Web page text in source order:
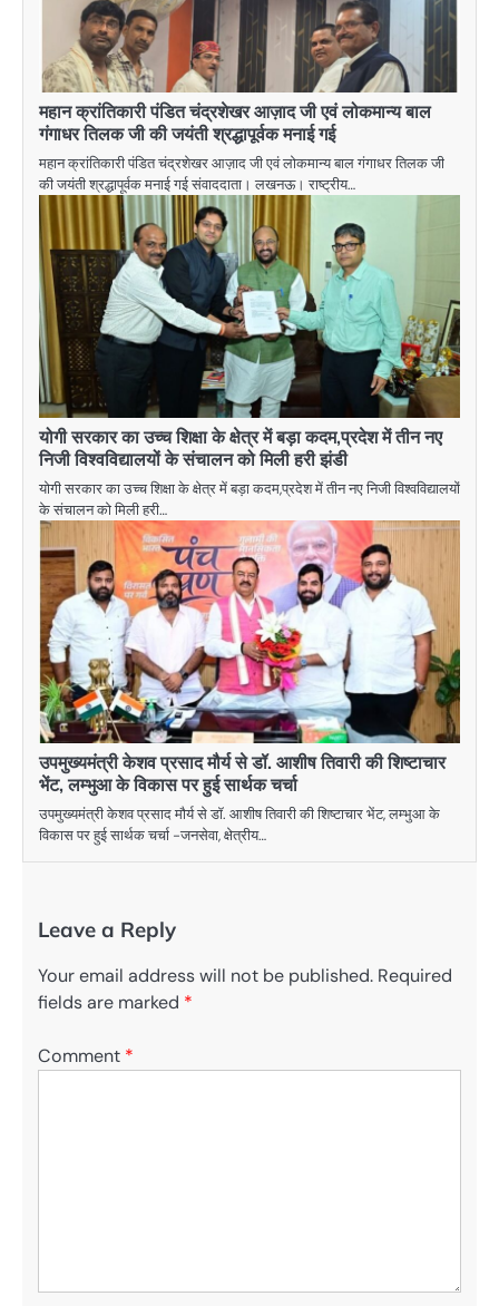
महान क्रांतिकारी पंडित चंद्रशेखर आज़ाद जी एवं लोकमान्य बाल
गंगाधर तिलक जी की जयंती श्रद्धापूर्वक मनाई गई
महान क्रांतिकारी पंडित चंद्रशेखर आज़ाद जी एवं लोकमान्य बाल गंगाधर तिलक जी
की जयंती श्रद्धापूर्वक मनाई गई संवाददाता। लखनऊ। राष्ट्रीय…
योगी सरकार का उच्च शिक्षा के क्षेत्र में बड़ा कदम,प्रदेश में तीन नए
निजी विश्वविद्यालयों के संचालन को मिली हरी झंडी
योगी सरकार का उच्च शिक्षा के क्षेत्र में बड़ा कदम,प्रदेश में तीन नए निजी विश्वविद्यालयों
के संचालन को मिली हरी…
उपमुख्यमंत्री केशव प्रसाद मौर्य से डॉ. आशीष तिवारी की शिष्टाचार
भेंट, लम्भुआ के विकास पर हुई सार्थक चर्चा
उपमुख्यमंत्री केशव प्रसाद मौर्य से डॉ. आशीष तिवारी की शिष्टाचार भेंट, लम्भुआ के
विकास पर हुई सार्थक चर्चा -जनसेवा, क्षेत्रीय…
Leave a Reply
Your email address will not be published. Required
fields are marked *
Comment *